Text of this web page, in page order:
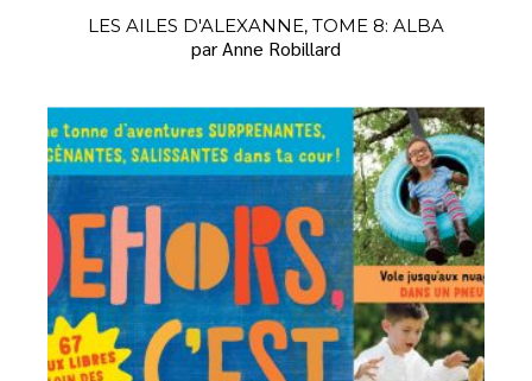
LES AILES D'ALEXANNE, TOME 8: ALBA
par Anne Robillard